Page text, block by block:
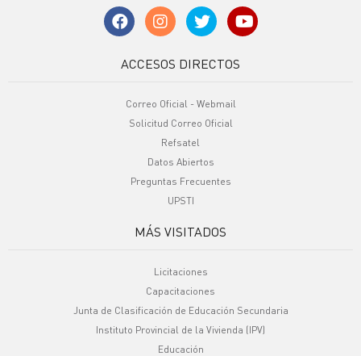
ACCESOS DIRECTOS
Correo Oficial - Webmail
Solicitud Correo Oficial
Refsatel
Datos Abiertos
Preguntas Frecuentes
UPSTI
MÁS VISITADOS
Licitaciones
Capacitaciones
Junta de Clasificación de Educación Secundaria
Instituto Provincial de la Vivienda (IPV)
Educación